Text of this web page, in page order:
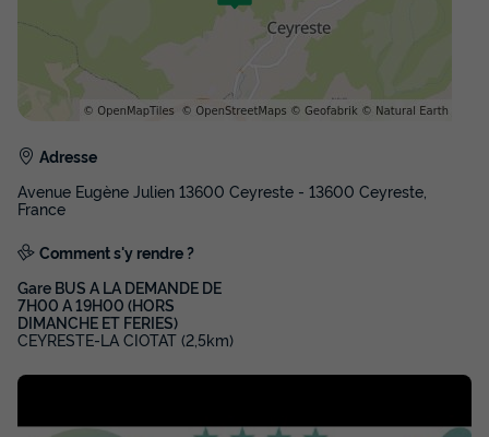
MOBILHOME 4 personnes - La Ciotat
Annulation gratuite
Surface
24m²
Adultes Chambres Salle de bain
Terrasse semi-couverte
Cafetière
Congélateur
+ 5
Adresse
Avenue Eugène Julien 13600 Ceyreste - 13600 Ceyreste,
France
Comment s'y rendre ?
Gare BUS A LA DEMANDE DE
7H00 A 19H00 (HORS
DIMANCHE ET FERIES)
CEYRESTE-LA CIOTAT (2,5km)